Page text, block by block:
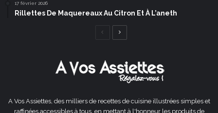
17 février 2026
Rillettes De Maquereaux Au Citron Et À L’aneth
Page
A Vos Assiettes, des milliers de recettes de cuisine illustrées simples et
raffinées accessibles à tous, en mettant à l'honneur les produits de